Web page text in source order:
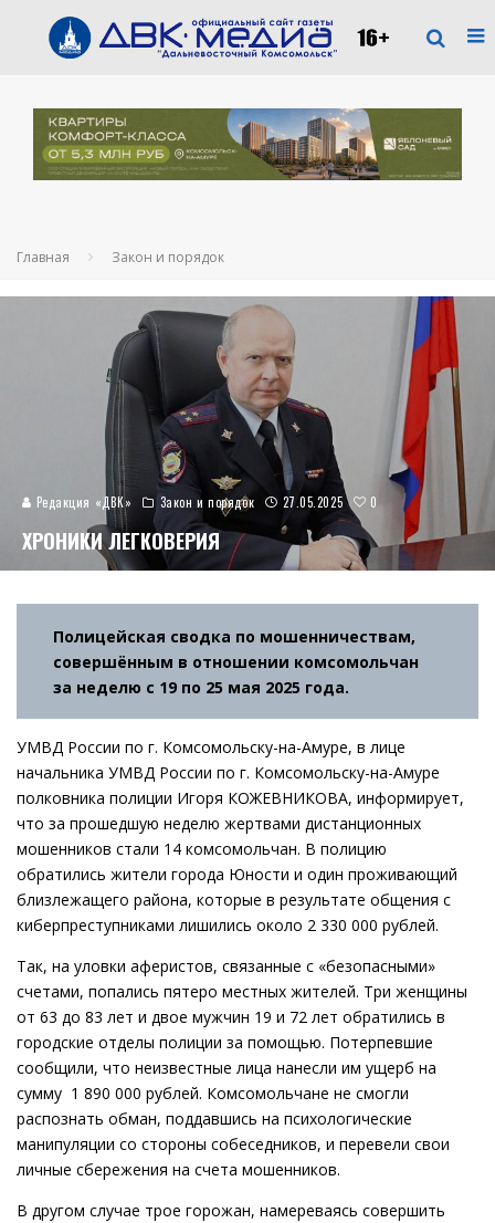
Главная Закон и порядок
Редакция «ДВК» Закон и порядок 27.05.2025 0
ХРОНИКИ ЛЕГКОВЕРИЯ
Полицейская сводка по мошенничествам,
совершённым в отношении комсомольчан
за неделю с 19 по 25 мая 2025 года.
УМВД России по г. Комсомольску-на-Амуре, в лице
начальника УМВД России по г. Комсомольску-на-Амуре
полковника полиции Игоря КОЖЕВНИКОВА, информирует,
что за прошедшую неделю жертвами дистанционных
мошенников стали 14 комсомольчан. В полицию
обратились жители города Юности и один проживающий
близлежащего района, которые в результате общения с
киберпреступниками лишились около 2 330 000 рублей.
Так, на уловки аферистов, связанные с «безопасными»
счетами, попались пятеро местных жителей. Три женщины
от 63 до 83 лет и двое мужчин 19 и 72 лет обратились в
городские отделы полиции за помощью. Потерпевшие
сообщили, что неизвестные лица нанесли им ущерб на
сумму 1 890 000 рублей. Комсомольчане не смогли
распознать обман, поддавшись на психологические
манипуляции со стороны собеседников, и перевели свои
личные сбережения на счета мошенников.
В другом случае трое горожан, намереваясь совершить